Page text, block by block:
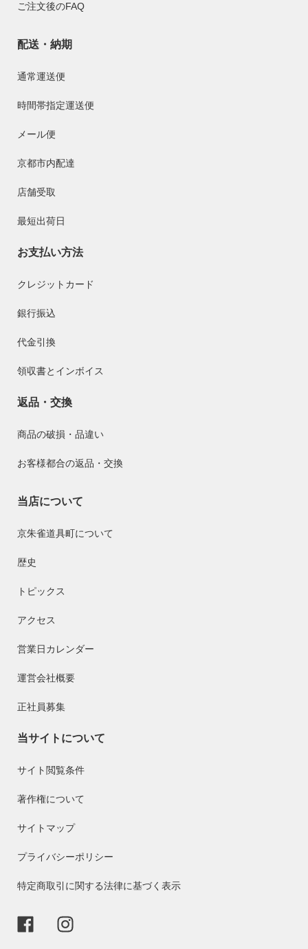
ご注文後のFAQ
配送・納期
通常運送便
時間帯指定運送便
メール便
京都市内配達
店舗受取
最短出荷日
お支払い方法
クレジットカード
銀行振込
代金引換
領収書とインボイス
返品・交換
商品の破損・品違い
お客様都合の返品・交換
当店について
京朱雀道具町について
歴史
トピックス
アクセス
営業日カレンダー
運営会社概要
正社員募集
当サイトについて
サイト閲覧条件
著作権について
サイトマップ
プライバシーポリシー
特定商取引に関する法律に基づく表示